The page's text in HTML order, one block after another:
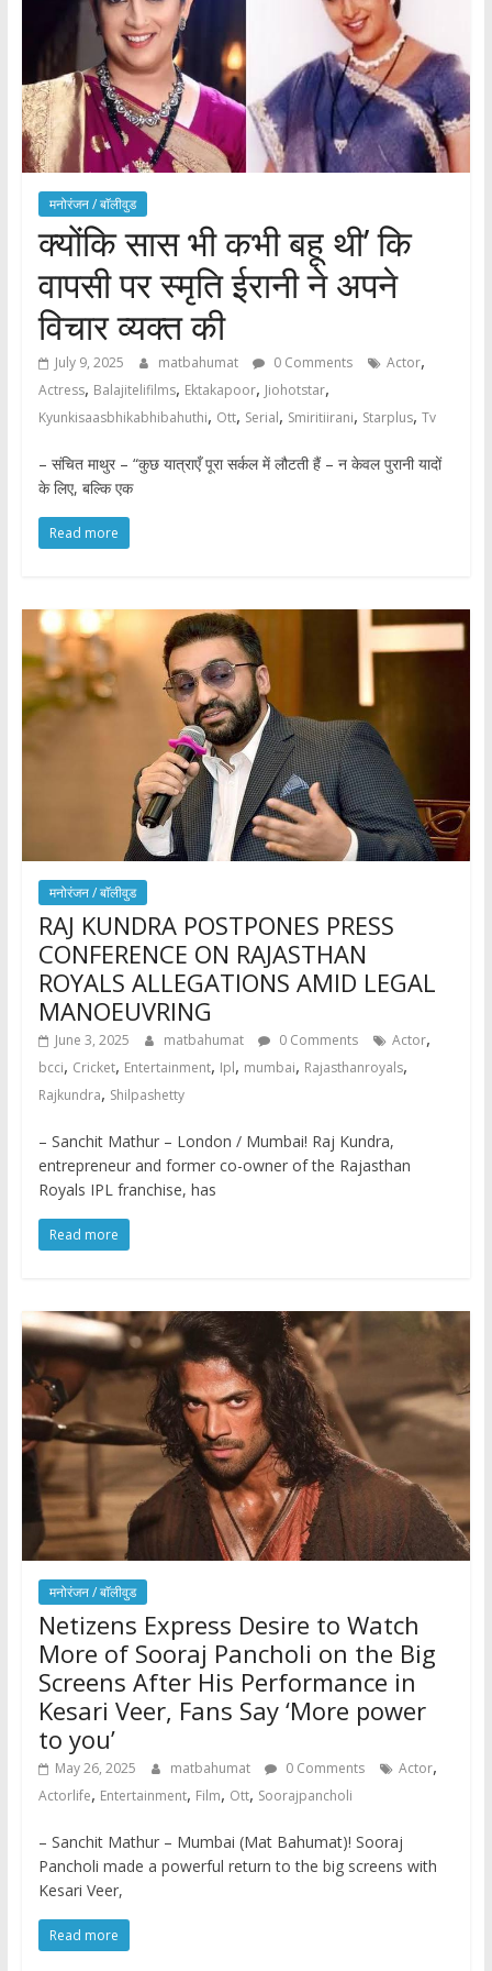
मनोरंजन / बाॅलीवुड
क्योंकि सास भी कभी बहू थी’ कि
वापसी पर स्मृति ईरानी ने अपने
विचार व्यक्त की
July 9, 2025 matbahumat 0 Comments Actor,
Actress, Balajitelifilms, Ektakapoor, Jiohotstar,
Kyunkisaasbhikabhibahuthi, Ott, Serial, Smiritiirani, Starplus, Tv
– संचित माथुर – “कुछ यात्राएँ पूरा सर्कल में लौटती हैं – न केवल पुरानी यादों
के लिए, बल्कि एक
Read more
मनोरंजन / बाॅलीवुड
RAJ KUNDRA POSTPONES PRESS
CONFERENCE ON RAJASTHAN
ROYALS ALLEGATIONS AMID LEGAL
MANOEUVRING
June 3, 2025 matbahumat 0 Comments Actor,
bcci, Cricket, Entertainment, Ipl, mumbai, Rajasthanroyals,
Rajkundra, Shilpashetty
– Sanchit Mathur – London / Mumbai! Raj Kundra,
entrepreneur and former co-owner of the Rajasthan
Royals IPL franchise, has
Read more
मनोरंजन / बाॅलीवुड
Netizens Express Desire to Watch
More of Sooraj Pancholi on the Big
Screens After His Performance in
Kesari Veer, Fans Say ‘More power
to you’
May 26, 2025 matbahumat 0 Comments Actor,
Actorlife, Entertainment, Film, Ott, Soorajpancholi
– Sanchit Mathur – Mumbai (Mat Bahumat)! Sooraj
Pancholi made a powerful return to the big screens with
Kesari Veer,
Read more